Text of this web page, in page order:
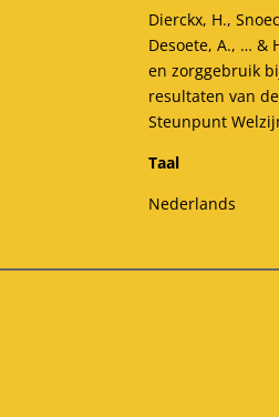
Dierckx, H.,
Desoete, A., … &
en zorggebruik
resultaten van
Steunpunt
Taal
Nederlands